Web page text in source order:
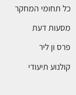
כל תחומי המחקר
מסעות דעת
פרס ון ליר
קולנוע תיעודי